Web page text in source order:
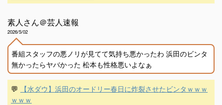
素人さん＠芸人速報
2026/5/02
番組スタッフの悪ノリが見てて気持ち悪かったわ 浜田のビンタ
無かったらヤバかった 松本も性格悪いよなぁ
💬
【水ダウ】浜田のオードリー春日に炸裂させたビンタｗｗｗ
ｗｗｗ